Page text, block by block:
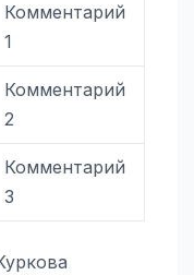
Комментарий
1
Комментарий
2
Комментарий
3